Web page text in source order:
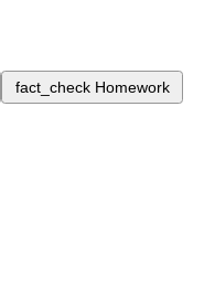
fact_check Homework